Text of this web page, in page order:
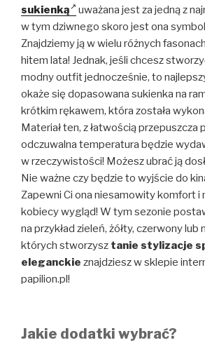
sukienką
uważana jest za jedną z
w tym dziwnego skoro jest ona
Znajdziemy ją w wielu różnych
hitem lata! Jednak, jeśli chcesz
modny outfit jednocześnie, to
okaże się dopasowana sukienka na
krótkim rękawem, która została
Materiał ten, z łatwością
odczuwalna temperatura będzie
w rzeczywistości! Możesz ubrać ją
Nie ważne czy będzie to wyjście do
Zapewni Ci ona niesamowity komfort i
kobiecy wygląd! W tym sezonie
na przykład zieleń, żółty, czerwony lub
których stworzysz tanie stylizacje
eleganckie znajdziesz w sklepie
papilion.pl!
Jakie dodatki wybrać?